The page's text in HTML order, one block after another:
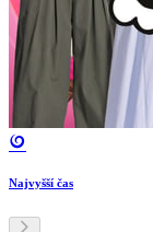
Najvyšší čas